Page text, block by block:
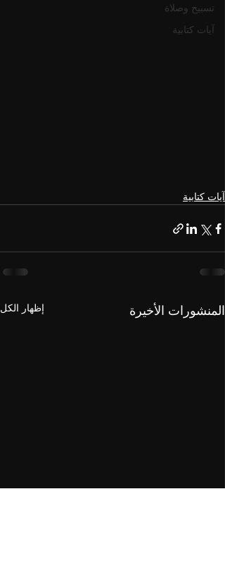
تسبيح وصلاة
آيات كتابية
آيات كتابية
المنشورات الأخيرة إظهار الكل